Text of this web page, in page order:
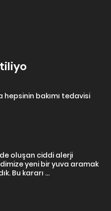
hepsinin bakımı tedavisi
oluşan ciddi alerji
yeni bir yuva aramak
Bu kararı ...